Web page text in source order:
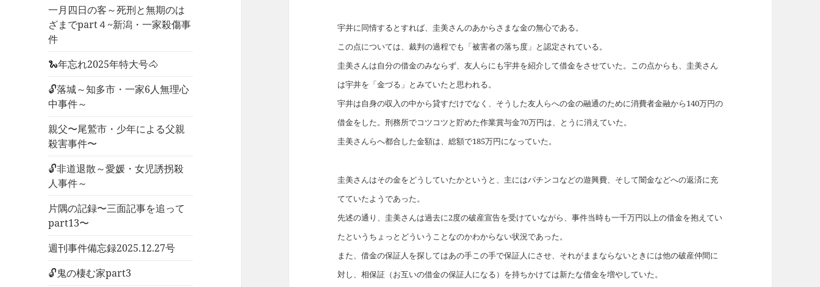
一月四日の客～死刑と無期のは
ざまでpart４~新潟・一家殺傷事
件
🐍年忘れ2025年特大号🐴
🔓落城～知多市・一家6人無理心
中事件～
親父〜尾鷲市・少年による父親
殺害事件〜
🔓非道退散～愛媛・女児誘拐殺
人事件～
片隅の記録〜三面記事を追って
part13〜
週刊事件備忘録2025.12.27号
🔓鬼の棲む家part3
宇井に同情するとすれば、圭美さんのあからさまな金の無心である。
この点については、裁判の過程でも「被害者の落ち度」と認定されている。
圭美さんは自分の借金のみならず、友人らにも宇井を紹介して借金をさせていた。この点からも、圭美さん
は宇井を「金づる」とみていたと思われる。
宇井は自身の収入の中から貸すだけでなく、そうした友人らへの金の融通のために消費者金融から140万円の
借金をした。刑務所でコツコツと貯めた作業賞与金70万円は、とうに消えていた。
圭美さんらへ都合した金額は、総額で185万円になっていた。
圭美さんはその金をどうしていたかというと、主にはパチンコなどの遊興費、そして闇金などへの返済に充
てていたようであった。
先述の通り、圭美さんは過去に2度の破産宣告を受けていながら、事件当時も一千万円以上の借金を抱えてい
たというちょっとどういうことなのかわからない状況であった。
また、借金の保証人を探してはあの手この手で保証人にさせ、それがままならないときには他の破産仲間に
対し、相保証（お互いの借金の保証人になる）を持ちかけては新たな借金を増やしていた。